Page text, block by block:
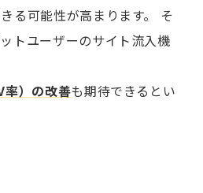
る可能性が高まります。 そ
トユーザーのサイト流入機
率）の改善も期待できるとい